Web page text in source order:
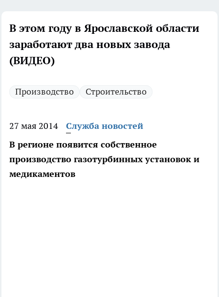
В этом году в Ярославской области
заработают два новых завода
(ВИДЕО)
Производство Строительство
27 мая 2014
Служба новостей
В регионе появится собственное
производство газотурбинных установок и
медикаментов